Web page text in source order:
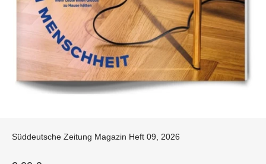
Süddeutsche Zeitung Magazin Heft 09, 2026